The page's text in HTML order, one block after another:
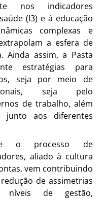
nos indicadores
(I3) e à educação
complexas e
a esfera de
Ainda assim, a Pasta
estratégias para
seja por meio de
seja pelo
de trabalho, além
junto aos diferentes
o processo de
aliado à cultura
vem contribuindo
de assimetrias
níveis de gestão,